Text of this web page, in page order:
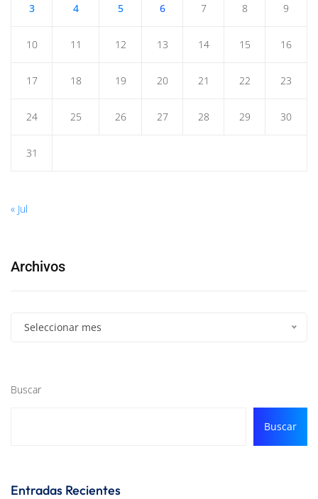
3 4 5 6 7 8 9
10 11 12 13 14 15 16
17 18 19 20 21 22 23
24 25 26 27 28 29 30
31
« Jul
Archivos
Seleccionar mes
Buscar
Buscar
Entradas Recientes